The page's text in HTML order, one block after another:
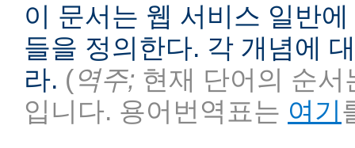
이 문서는 웹 서비스 일반
들을 정의한다. 각 개념에
라. (역주; 현재 단어의 순
입니다. 용어번역표는 여기